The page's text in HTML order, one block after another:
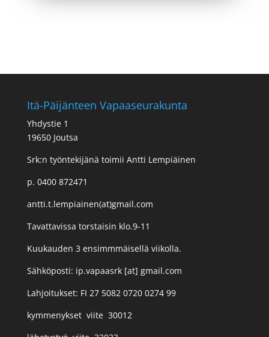
Itä-Päijänteen Vapaaseurakunta
Yhdystie 1
19650 Joutsa
Srk:n työntekijänä toimii Antti Lempiäinen
p. 0400 872471
antti.t.lempiainen(at)gmail.com
Tavattavissa torstaisin klo.9-11
Kuukauden 3 ensimmmäisellä viikolla.
Sähköposti: ip.vapaasrk [at] gmail.com
Lahjoitukset: FI 27 5082 0720 0274 99
kymmenykset viite 30012